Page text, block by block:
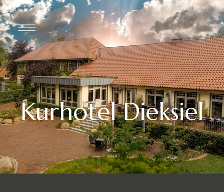
Kurhotel Dieksiel